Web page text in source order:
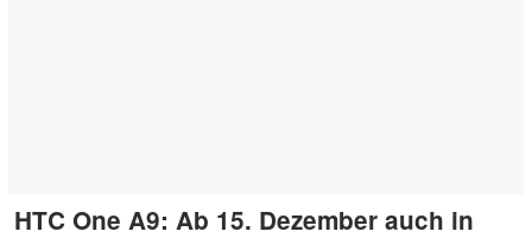
HTC One A9: Ab 15. Dezember auch in